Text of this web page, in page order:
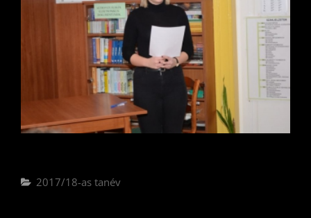
Categories
2017/18-as tanév